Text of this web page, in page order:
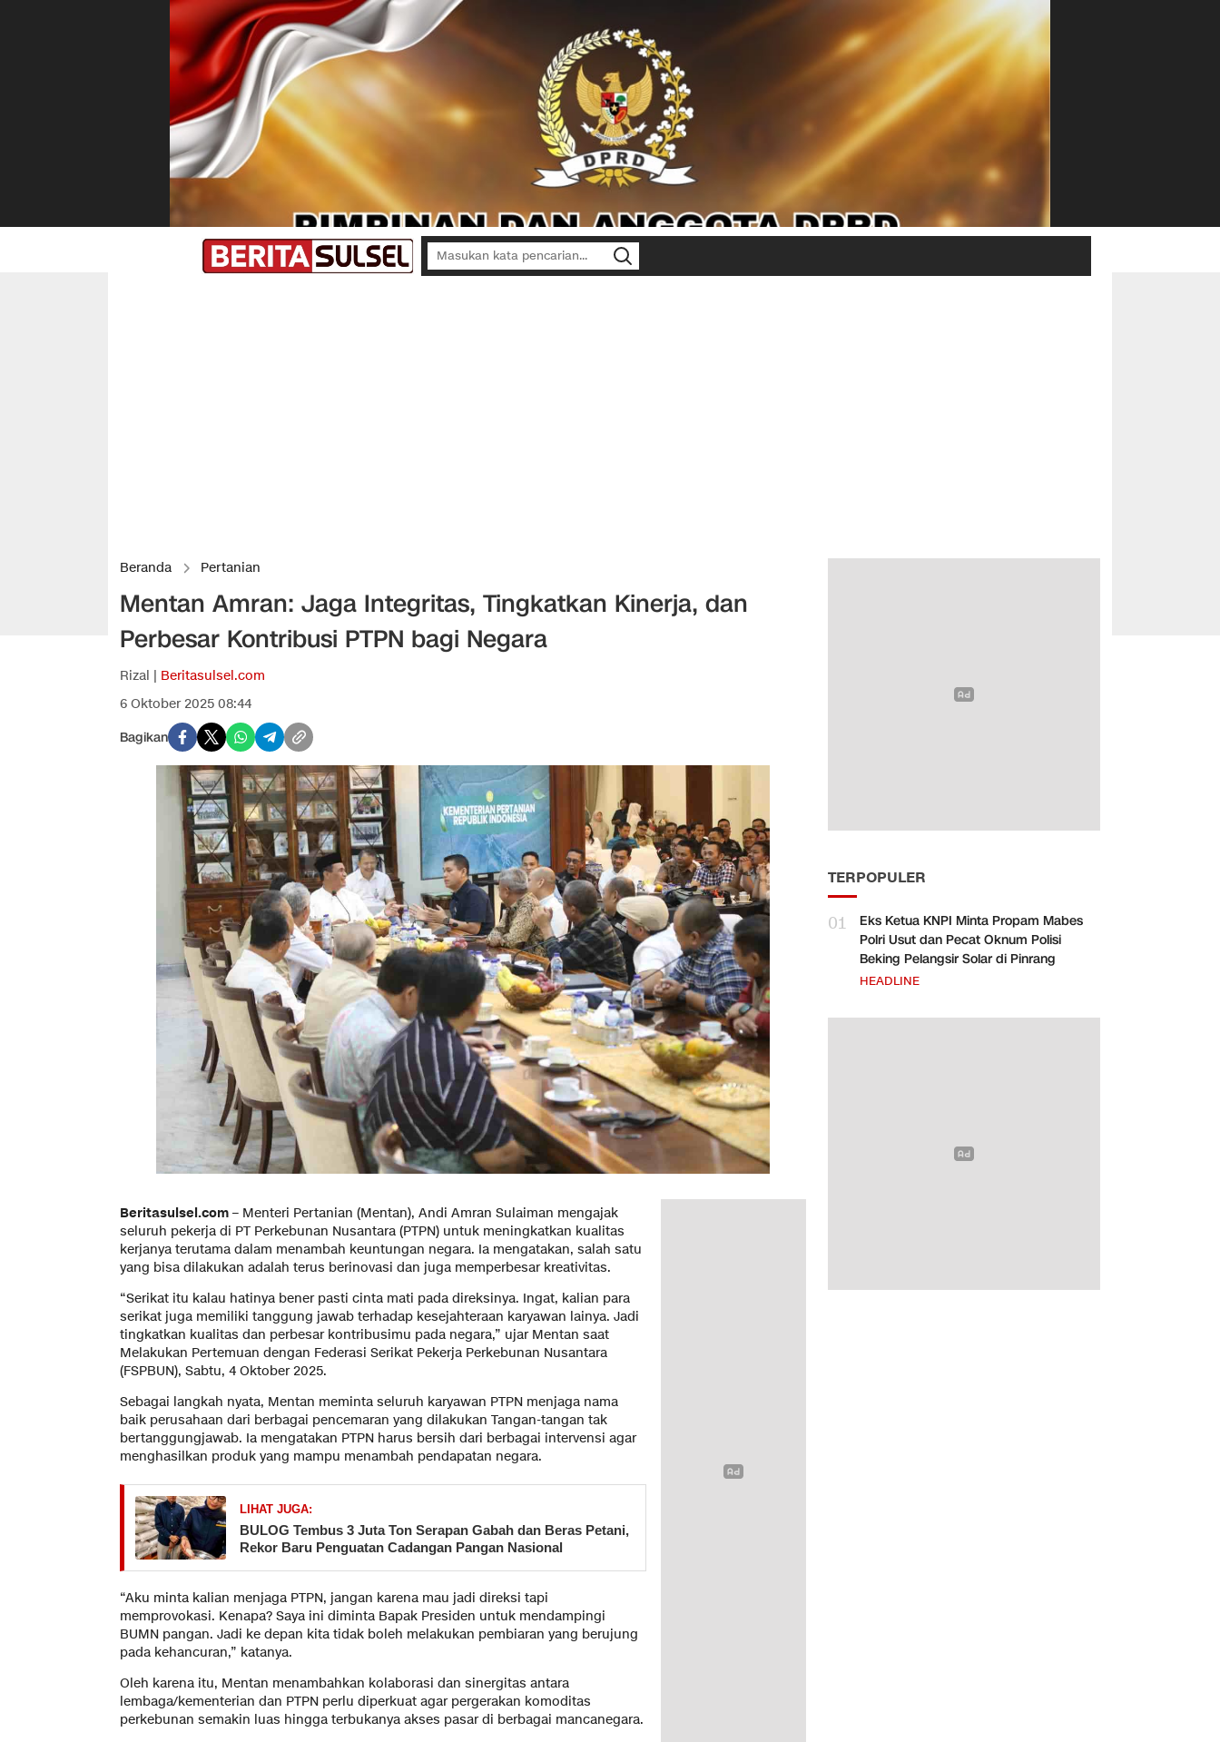
Beranda Pertanian
Mentan Amran: Jaga Integritas, Tingkatkan Kinerja, dan
Perbesar Kontribusi PTPN bagi Negara
Rizal | Beritasulsel.com
6 Oktober 2025 08:44
Bagikan
Beritasulsel.com – Menteri Pertanian (Mentan), Andi Amran Sulaiman mengajak
seluruh pekerja di PT Perkebunan Nusantara (PTPN) untuk meningkatkan kualitas
kerjanya terutama dalam menambah keuntungan negara. Ia mengatakan, salah satu
yang bisa dilakukan adalah terus berinovasi dan juga memperbesar kreativitas.
“Serikat itu kalau hatinya bener pasti cinta mati pada direksinya. Ingat, kalian para
serikat juga memiliki tanggung jawab terhadap kesejahteraan karyawan lainya. Jadi
tingkatkan kualitas dan perbesar kontribusimu pada negara,” ujar Mentan saat
Melakukan Pertemuan dengan Federasi Serikat Pekerja Perkebunan Nusantara
(FSPBUN), Sabtu, 4 Oktober 2025.
Sebagai langkah nyata, Mentan meminta seluruh karyawan PTPN menjaga nama
baik perusahaan dari berbagai pencemaran yang dilakukan Tangan-tangan tak
bertanggungjawab. Ia mengatakan PTPN harus bersih dari berbagai intervensi agar
menghasilkan produk yang mampu menambah pendapatan negara.
LIHAT JUGA:
BULOG Tembus 3 Juta Ton Serapan Gabah dan Beras Petani,
Rekor Baru Penguatan Cadangan Pangan Nasional
“Aku minta kalian menjaga PTPN, jangan karena mau jadi direksi tapi
memprovokasi. Kenapa? Saya ini diminta Bapak Presiden untuk mendampingi
BUMN pangan. Jadi ke depan kita tidak boleh melakukan pembiaran yang berujung
pada kehancuran,” katanya.
Oleh karena itu, Mentan menambahkan kolaborasi dan sinergitas antara
lembaga/kementerian dan PTPN perlu diperkuat agar pergerakan komoditas
perkebunan semakin luas hingga terbukanya akses pasar di berbagai mancanegara.
TERPOPULER
01
Eks Ketua KNPI Minta Propam Mabes
Polri Usut dan Pecat Oknum Polisi
Beking Pelangsir Solar di Pinrang
HEADLINE